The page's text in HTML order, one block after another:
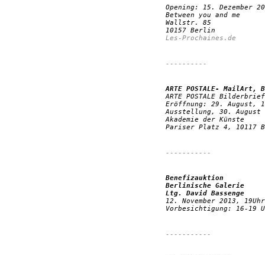
Opening: 15. Dezember
Between you and me
Wallstr. 85
10157 Berlin
Les-Prochaines.de
----------
ARTE POSTALE-
ARTE POSTALE
Eröffnung: 29. August,
Ausstellung, 30. August
Akademie der Künste
Pariser Platz 4, 10117
-----------
Benefizauktion
Berlinische Galerie
Ltg. David Bassenge
12. November 2013, 19Uhr
Vorbesichtigung: 16-19
-----------